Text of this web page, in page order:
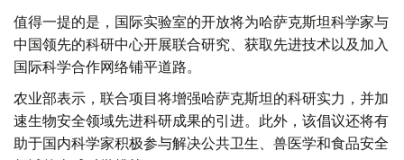
值得一提的是，国际实验室的开放将为哈萨克斯坦科学家与
中国领先的科研中心开展联合研究、获取先进技术以及加入
国际科学合作网络铺平道路。
农业部表示，联合项目将增强哈萨克斯坦的科研实力，并加
速生物安全领域先进科研成果的引进。此外，该倡议还将有
助于国内科学家积极参与解决公共卫生、兽医学和食品安全